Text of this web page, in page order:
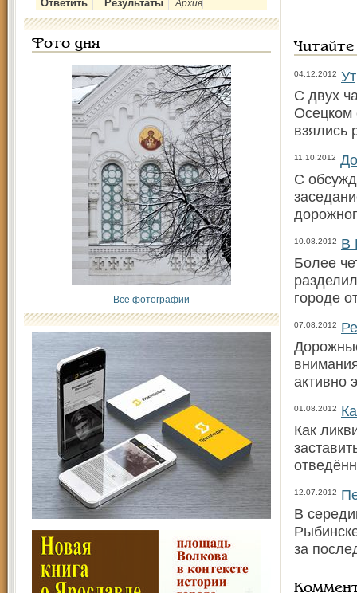
Архив
Фото дня
Все фотографии
04.12.2012
С двух
Осецком
взялись
11.10.2012
С
10.08.2012
В
Более
городе
07.08.2012
активно
01.08.2012
Как
12.07.2012
В
за